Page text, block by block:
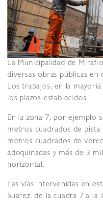
La Municipalidad de
diversas obras públicas
Los trabajos, en la
los plazos establecidos.
En la zona 7, por ejemplo
metros cuadrados de
metros cuadrados de
adoquinadas y más de 3
horizontal.
Las vías intervenidas en
Suarez, de la cuadra 7 a la